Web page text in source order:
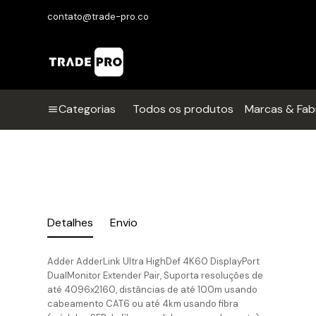
contato@trade-pro.co
Categorias Todos os produtos Marcas &
Detalhes Envio
Adder AdderLink Ultra HighDef 4K60 DisplayPort
DualMonitor Extender Pair, Suporta resoluções de
até 4096x2160, distâncias de até 100m usando
cabeamento CAT6 ou até 4km usando fibra